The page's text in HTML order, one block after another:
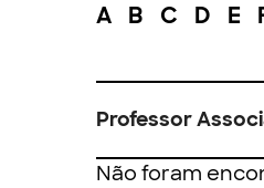
A B C D E
Professor
Não foram